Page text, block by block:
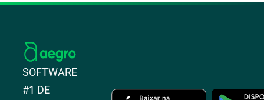
SOFTWARE
#1 DE